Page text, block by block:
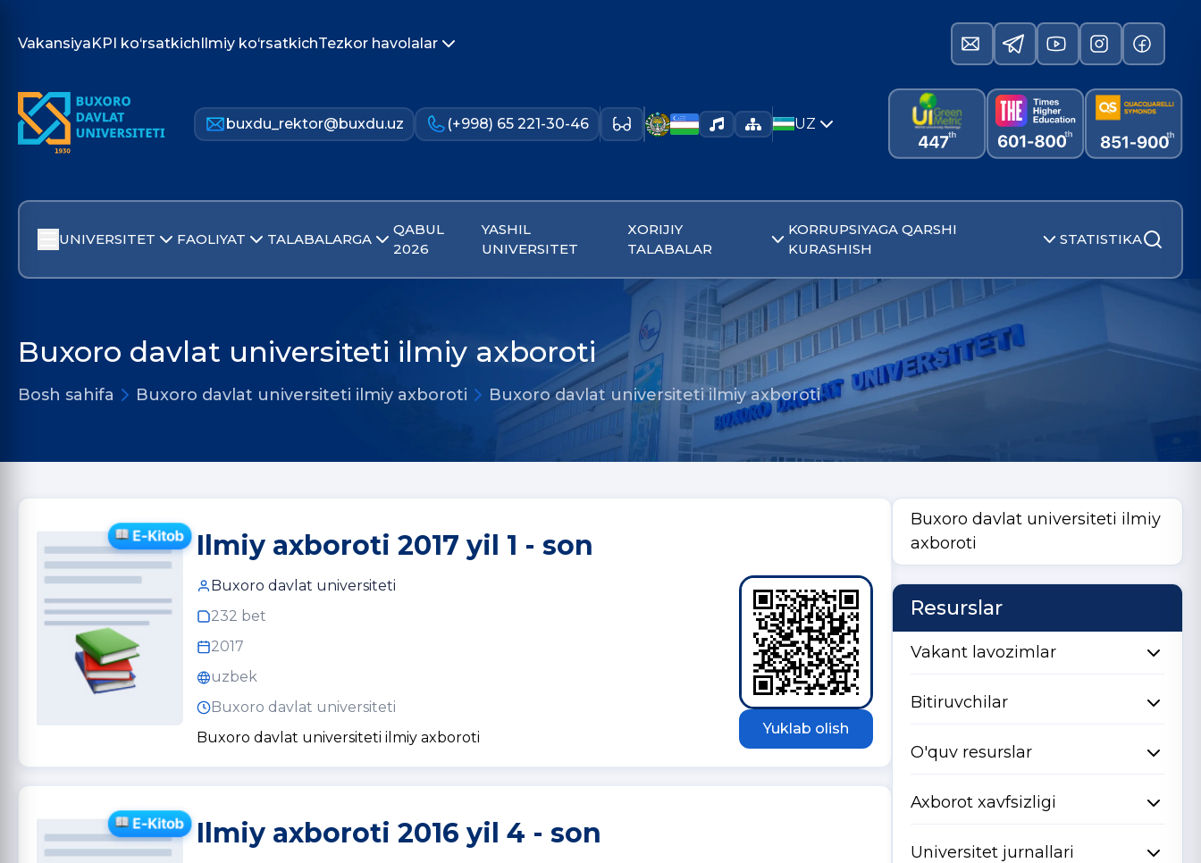
VakansiyaKPI ko‘rsatkichIlmiy ko‘rsatkichTezkor havolalar
buxdu_rektor@buxdu.uz (+998) 65 221-30-46 UZ
UNIVERSITET FAOLIYAT TALABALARGA
QABUL
2026
YASHIL
UNIVERSITET
XORIJIY
TALABALAR
KORRUPSIYAGA QARSHI
KURASHISH
STATISTIKA
Buxoro davlat universiteti ilmiy axboroti
Bosh sahifa Buxoro davlat universiteti ilmiy axboroti Buxoro davlat universiteti ilmiy axboroti
Ilmiy axboroti 2017 yil 1 - son
Buxoro davlat universiteti
232 bet
2017
uzbek
Buxoro davlat universiteti
Buxoro davlat universiteti ilmiy axboroti
Yuklab olish
Ilmiy axboroti 2016 yil 4 - son
Buxoro davlat universiteti ilmiy
axboroti
Resurslar
Vakant lavozimlar
Bitiruvchilar
O'quv resurslar
Axborot xavfsizligi
Universitet jurnallari